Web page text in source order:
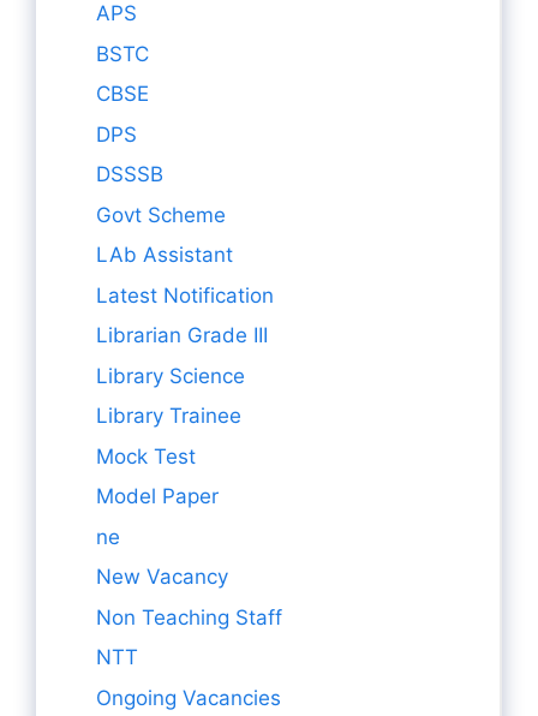
APS
BSTC
CBSE
DPS
DSSSB
Govt Scheme
LAb Assistant
Latest Notification
Librarian Grade III
Library Science
Library Trainee
Mock Test
Model Paper
ne
New Vacancy
Non Teaching Staff
NTT
Ongoing Vacancies